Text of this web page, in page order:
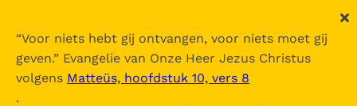
“Voor niets hebt gij ontvangen, voor niets moet gij
geven.” Evangelie van Onze Heer Jezus Christus
volgens Matteüs, hoofdstuk 10, vers 8
.